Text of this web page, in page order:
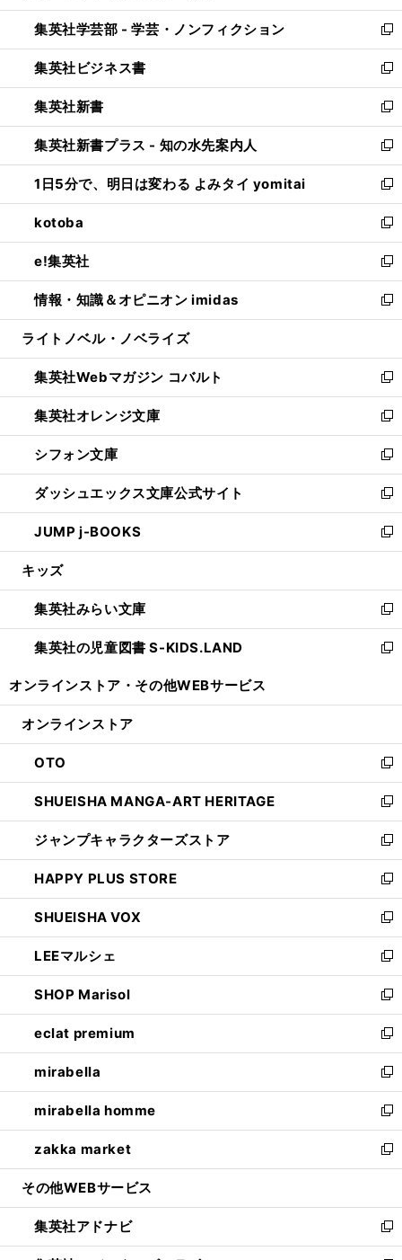
開
く
ウ
で
開
く
ン
ド
ウ
で
開
く
ウ
ィ
ン
ド
ウ
で
開
く
集英社学芸部 - 学芸・ノンフィクション
新
し
い
ウ
ィ
ン
ド
ウ
で
開
く
集英社ビジネス書
新
し
い
ウ
ィ
ン
ド
ウ
で
開
く
集英社新書
新
し
い
ウ
ィ
ン
ド
ウ
で
開
く
集英社新書プラス - 知の水先案内人
新
し
い
ウ
ィ
ン
ド
ウ
で
開
1日5分で、明日は変わる よみタイ yomitai
新
し
い
ウ
ィ
ン
ド
ウ
開
く
kotoba
新
し
い
ウ
ィ
ン
ウ
で
開
く
e!集英社
新
し
い
ウ
ン
ド
ウ
で
開
く
情報・知識＆オピニオン imidas
新
し
ウ
ィ
ン
ド
ウ
で
開
く
ライトノベル・ノベライズ
集英社Webマガジン コバルト
新
し
い
ウ
ィ
ン
ド
ウ
で
開
集英社オレンジ文庫
新
し
い
ウ
ィ
ン
ド
ウ
開
く
シフォン文庫
新
し
い
ウ
ィ
ン
ウ
で
開
く
ダッシュエックス文庫公式サイト
新
し
い
ウ
ン
ド
ウ
で
JUMP j-BOOKS
新
し
ウ
ィ
ン
ド
開
キッズ
集英社みらい文庫
新
し
い
ン
ウ
で
開
く
集英社の児童図書 S-KIDS.LAND
新
ウ
ン
ド
ウ
で
開
く
オンラインストア・ その他WEBサービス
オンラインストア
OTO
新
し
い
ウ
ィ
ン
ド
ウ
で
開
く
SHUEISHA MANGA-ART HERITAGE
新
し
い
ウ
ィ
ン
ド
ウ
で
開
く
ジャンプキャラクターズストア
新
し
い
ウ
ィ
ン
ド
ウ
で
開
く
HAPPY PLUS STORE
新
し
い
ウ
ィ
ン
ド
ウ
で
開
く
SHUEISHA VOX
新
し
い
ウ
ィ
ン
ド
ウ
で
開
く
LEEマルシェ
新
し
い
ウ
ィ
ン
ド
ウ
で
開
く
SHOP Marisol
新
し
い
ウ
ィ
ン
ド
ウ
で
開
eclat premium
新
し
い
ウ
ィ
ン
ド
ウ
開
く
mirabella
新
し
い
ウ
ィ
ン
ウ
で
開
mirabella homme
新
し
い
ウ
ン
ド
ウ
zakka market
新
し
ウ
ィ
ン
その他WEBサービス
集英社アドナビ
新
し